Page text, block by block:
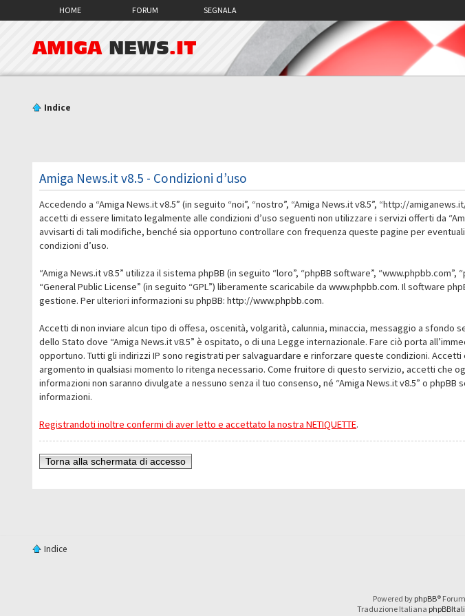
HOME FORUM SEGNALA
AMIGA NEWS.IT
Indice
Amiga News.it v8.5 - Condizioni d’uso
Accedendo a “Amiga News.it v8.5” (in seguito “noi”, “nostro”, “Amiga News.it v8.5”, “http://
accetti di essere limitato legalmente alle condizioni d’uso seguenti non utilizzare i servizi offerti da
avvisarti di tali modifiche, benché sia opportuno controllare con frequenza queste pagine per
condizioni d’uso.
“Amiga News.it v8.5” utilizza il sistema phpBB (in seguito “loro”, “phpBB software”,
“General Public License” (in seguito “GPL”) liberamente scaricabile dawww.phpbb.com. Il software
gestione. Per ulteriori informazioni su phpBB:http://www.phpbb.com.
Accetti di non inviare alcun tipo di offesa, oscenità, volgarità, calunnia, minaccia, messaggio a
dello Stato dove “Amiga News.it v8.5” è ospitato, o di una Legge internazionale. Fare ciò porta
opportuno. Tutti gli indirizzi IP sono registrati per salvaguardare e rinforzare queste condizioni.
argomento in qualsiasi momento lo ritenga necessario. Come fruitore di questo servizio, accetti che
informazioni non saranno divulgate a nessuno senza il tuo consenso, né “Amiga News.it v8.5” o
informazioni.
Registrandoti inoltre confermi di aver letto e accettato la nostra NETIQUETTE.
Torna alla schermata di accesso
Indice
Powered by phpBB®
Traduzione Italiana